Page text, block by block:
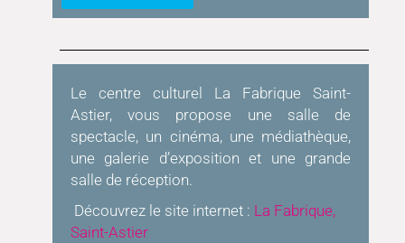
Le centre culturel La Fabrique Saint-
Astier, vous propose une salle de
spectacle, un cinéma, une médiathèque,
une galerie d’exposition et une grande
salle de réception.
Découvrez le site internet : La Fabrique,
Saint-Astier